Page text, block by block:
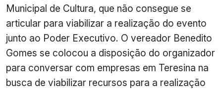
Municipal de Cultura, que não consegue se
articular para viabilizar a realização do evento
junto ao Poder Executivo. O vereador Benedito
Gomes se colocou a disposição do organizador
para conversar com empresas em Teresina na
busca de viabilizar recursos para a realização